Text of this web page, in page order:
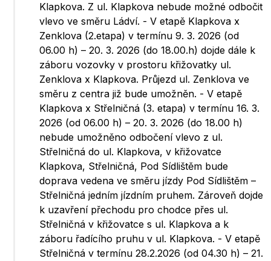
Klapkova. Z ul. Klapkova nebude možné odbočit
vlevo ve směru Ládví. - V etapě Klapkova x
Zenklova (2.etapa) v termínu 9. 3. 2026 (od
06.00 h) – 20. 3. 2026 (do 18.00.h) dojde dále k
záboru vozovky v prostoru křižovatky ul.
Zenklova x Klapkova. Průjezd ul. Zenklova ve
směru z centra již bude umožněn. - V etapě
Klapkova x Střelničná (3. etapa) v termínu 16. 3.
2026 (od 06.00 h) – 20. 3. 2026 (do 18.00 h)
nebude umožněno odbočení vlevo z ul.
Střelničná do ul. Klapkova, v křižovatce
Klapkova, Střelničná, Pod Sídlištěm bude
doprava vedena ve směru jízdy Pod Sídlištěm –
Střelničná jedním jízdním pruhem. Zároveň dojde
k uzavření přechodu pro chodce přes ul.
Střelničná v křižovatce s ul. Klapkova a k
záboru řadícího pruhu v ul. Klapkova. - V etapě
Střelničná v termínu 28.2.2026 (od 04.30 h) – 21.